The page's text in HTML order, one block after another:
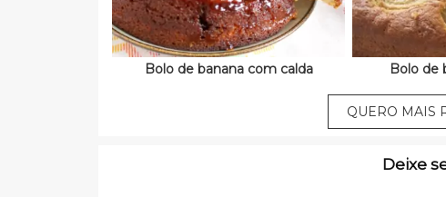
Bolo de banana com calda Bolo de
QUERO MAIS
Deixe